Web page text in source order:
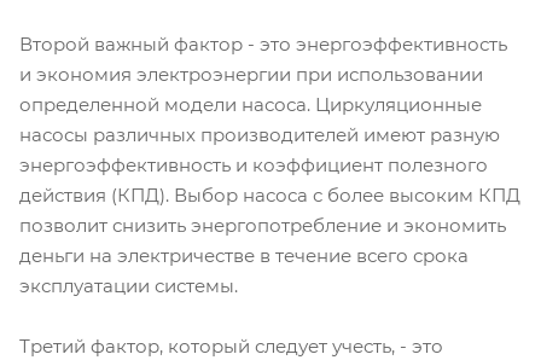
Второй важный фактор - это энергоэффективность
и экономия электроэнергии при использовании
определенной модели насоса. Циркуляционные
насосы различных производителей имеют разную
энергоэффективность и коэффициент полезного
действия (КПД). Выбор насоса с более высоким КПД
позволит снизить энергопотребление и экономить
деньги на электричестве в течение всего срока
эксплуатации системы.
Третий фактор, который следует учесть, - это